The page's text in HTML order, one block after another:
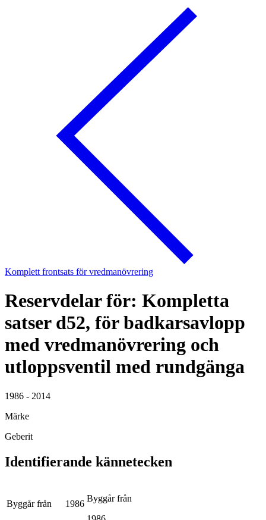
Komplett frontsats för vredmanövrering
Reservdelar för: Kompletta
satser d52, för badkarsavlopp
med vredmanövrering och
utloppsventil med rundgänga
1986 - 2014
Märke
Geberit
Identifierande kännetecken
Byggår från 1986
Byggår från